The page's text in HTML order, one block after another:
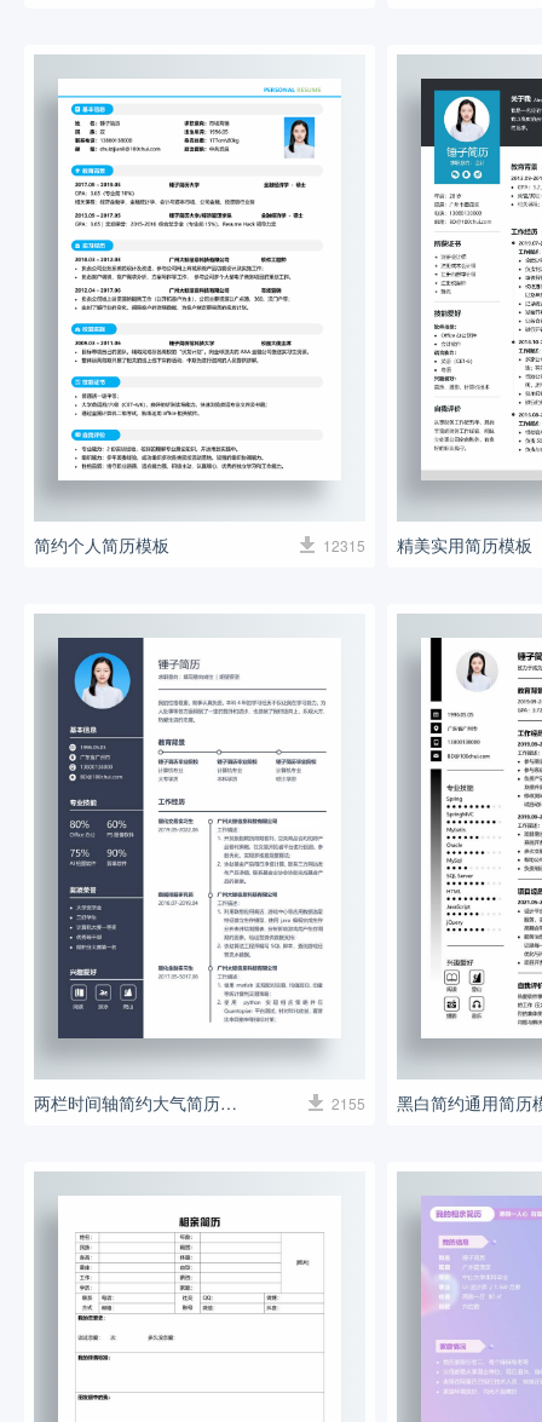
简约个人简历模板 12315 精美实用简历模板
两栏时间轴简约大气简历模板 2155 黑白简约通用简历